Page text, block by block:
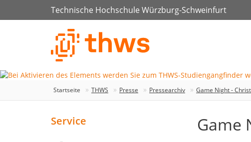
Technische Hochschule Würzburg-Schweinfurt
Startseite THWS Presse Pressearchiv Game Night -
Game
Service